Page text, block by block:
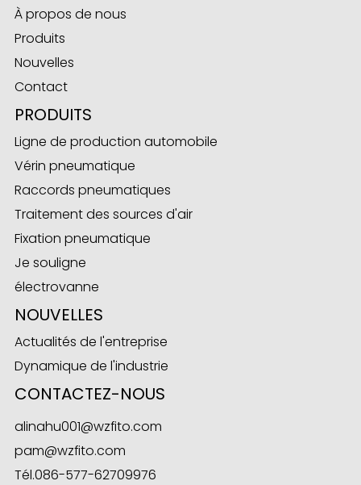
À propos de nous
Produits
Nouvelles
Contact
PRODUITS
Ligne de production automobile
Vérin pneumatique
Raccords pneumatiques
Traitement des sources d'air
Fixation pneumatique
Je souligne
électrovanne
NOUVELLES
Actualités de l'entreprise
Dynamique de l'industrie
CONTACTEZ-NOUS
alinahu001@wzfito.com
pam@wzfito.com
Tél.086-577-62709976